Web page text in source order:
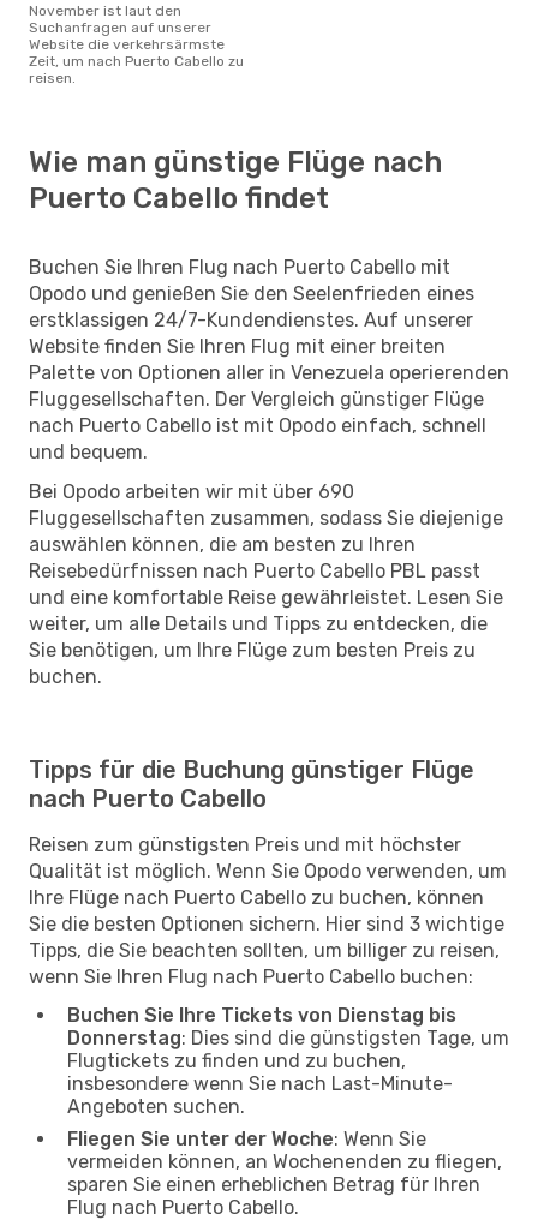
November ist laut den
Suchanfragen auf unserer
Website die verkehrsärmste
Zeit, um nach Puerto Cabello zu
reisen.
Wie man günstige Flüge nach
Puerto Cabello findet
Buchen Sie Ihren Flug nach Puerto Cabello mit
Opodo und genießen Sie den Seelenfrieden eines
erstklassigen 24/7-Kundendienstes. Auf unserer
Website finden Sie Ihren Flug mit einer breiten
Palette von Optionen aller in Venezuela operierenden
Fluggesellschaften. Der Vergleich günstiger Flüge
nach Puerto Cabello ist mit Opodo einfach, schnell
und bequem.
Bei Opodo arbeiten wir mit über 690
Fluggesellschaften zusammen, sodass Sie diejenige
auswählen können, die am besten zu Ihren
Reisebedürfnissen nach Puerto Cabello PBL passt
und eine komfortable Reise gewährleistet. Lesen Sie
weiter, um alle Details und Tipps zu entdecken, die
Sie benötigen, um Ihre Flüge zum besten Preis zu
buchen.
Tipps für die Buchung günstiger Flüge
nach Puerto Cabello
Reisen zum günstigsten Preis und mit höchster
Qualität ist möglich. Wenn Sie Opodo verwenden, um
Ihre Flüge nach Puerto Cabello zu buchen, können
Sie die besten Optionen sichern. Hier sind 3 wichtige
Tipps, die Sie beachten sollten, um billiger zu reisen,
wenn Sie Ihren Flug nach Puerto Cabello buchen:
Buchen Sie Ihre Tickets von Dienstag bis
Donnerstag: Dies sind die günstigsten Tage, um
Flugtickets zu finden und zu buchen,
insbesondere wenn Sie nach Last-Minute-
Angeboten suchen.
Fliegen Sie unter der Woche: Wenn Sie
vermeiden können, an Wochenenden zu fliegen,
sparen Sie einen erheblichen Betrag für Ihren
Flug nach Puerto Cabello.